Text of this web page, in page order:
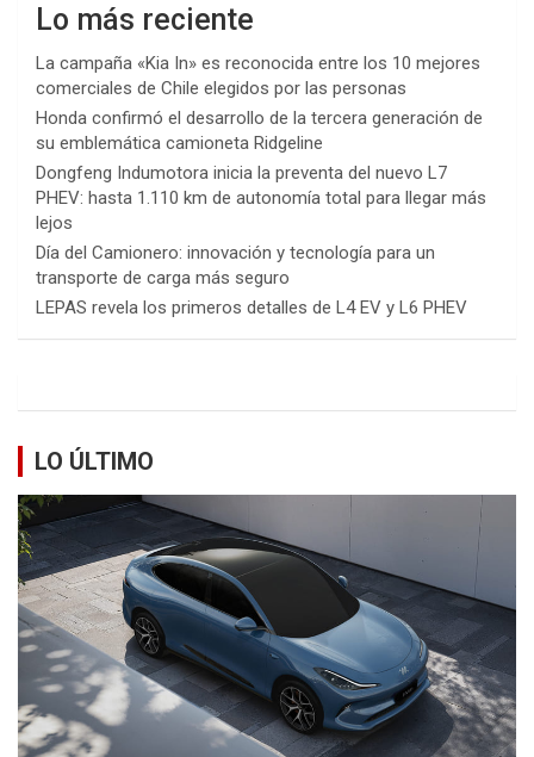
Lo más reciente
La campaña «Kia In» es reconocida entre los 10 mejores
comerciales de Chile elegidos por las personas
Honda confirmó el desarrollo de la tercera generación de
su emblemática camioneta Ridgeline
Dongfeng Indumotora inicia la preventa del nuevo L7
PHEV: hasta 1.110 km de autonomía total para llegar más
lejos
Día del Camionero: innovación y tecnología para un
transporte de carga más seguro
LEPAS revela los primeros detalles de L4 EV y L6 PHEV
LO ÚLTIMO